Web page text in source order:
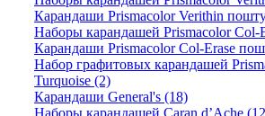
Карандаши Prismacolor Verithin
Наборы карандашей Prismacolor Col-
Карандаши Prismacolor Col-Erase
Набор графитовых карандашей
Turquoise (2)
Карандаши General's (18)